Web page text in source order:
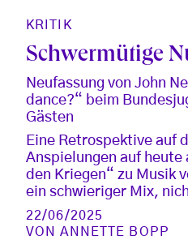
KRITIK
Schwermütige
Neufassung von John
dance?“ beim
Gästen
Eine Retrospektive auf
Anspielungen auf heute
den Kriegen“ zu Musik
ein schwieriger Mix,
22/06/2025
VONANNETTE BOPP